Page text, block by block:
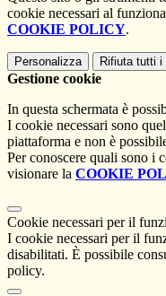
cookie necessari al
COOKIE POLICY.
Personalizza Rifiuta tutti i
Gestione cookie
In questa schermata è
I cookie necessari sono
piattaforma e non è
Per conoscere quali sono i
visionare la COOKIE
Cookie necessari per il
I cookie necessari per il
disabilitati. È possibile
policy.